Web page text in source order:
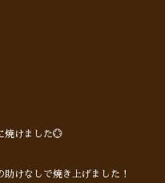
焼けました💮
けなしで焼き上げました！